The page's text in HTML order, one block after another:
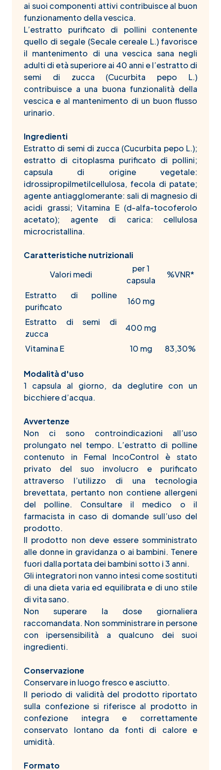
ai suoi componenti attivi contribuisce al buon
funzionamento della vescica.
L’estratto purificato di pollini contenente
quello di segale (Secale cereale L.) favorisce
il mantenimento di una vescica sana negli
adulti di età superiore ai 40 anni e l’estratto di
semi di zucca (Cucurbita pepo L.)
contribuisce a una buona funzionalità della
vescica e al mantenimento di un buon flusso
urinario.
Ingredienti
Estratto di semi di zucca (Cucurbita pepo L.);
estratto di citoplasma purificato di pollini;
capsula di origine vegetale:
idrossipropilmetilcellulosa, fecola di patate;
agente antiagglomerante: sali di magnesio di
acidi grassi; Vitamina E (d-alfa-tocoferolo
acetato); agente di carica: cellulosa
microcristallina.
Caratteristiche nutrizionali
Valori medi
per 1
capsula
%VNR*
Estratto di polline
purificato
160 mg
Estratto di semi di
zucca
400 mg
Vitamina E
10 mg 83,30%
Modalità d'uso
1 capsula al giorno, da deglutire con un
bicchiere d’acqua.
Avvertenze
Non ci sono controindicazioni all’uso
prolungato nel tempo. L’estratto di polline
contenuto in Femal IncoControl è stato
privato del suo involucro e purificato
attraverso l’utilizzo di una tecnologia
brevettata, pertanto non contiene allergeni
del polline. Consultare il medico o il
farmacista in caso di domande sull’uso del
prodotto.
Il prodotto non deve essere somministrato
alle donne in gravidanza o ai bambini. Tenere
fuori dalla portata dei bambini sotto i 3 anni.
Gli integratori non vanno intesi come sostituti
di una dieta varia ed equilibrata e di uno stile
di vita sano.
Non superare la dose giornaliera
raccomandata. Non somministrare in persone
con ipersensibilità a qualcuno dei suoi
ingredienti.
Conservazione
Conservare in luogo fresco e asciutto.
Il periodo di validità del prodotto riportato
sulla confezione si riferisce al prodotto in
confezione integra e correttamente
conservato lontano da fonti di calore e
umidità.
Formato